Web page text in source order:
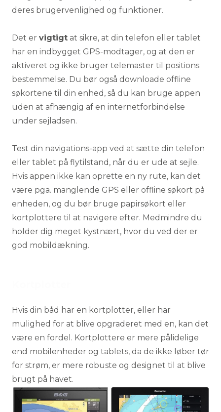
deres brugervenlighed og funktioner.
Det er vigtigt at sikre, at din telefon eller tablet
har en indbygget GPS-modtager, og at den er
aktiveret og ikke bruger telemaster til positions
bestemmelse. Du bør også downloade offline
søkortene til din enhed, så du kan bruge appen
uden at afhængig af en internetforbindelse
under sejladsen.
Test din navigations-app ved at sætte din telefon
eller tablet på flytilstand, når du er ude at sejle.
Hvis appen ikke kan oprette en ny rute, kan det
være pga. manglende GPS eller offline søkort på
enheden, og du bør bruge papirsøkort eller
kortplottere til at navigere efter. Medmindre du
holder dig meget kystnært, hvor du ved der er
god mobildækning.
Hvis din båd har en kortplotter, eller har
mulighed for at blive opgraderet med en, kan det
være en fordel. Kortplottere er mere pålidelige
end mobilenheder og tablets, da de ikke løber tør
for strøm, er mere robuste og designet til at blive
brugt på havet.